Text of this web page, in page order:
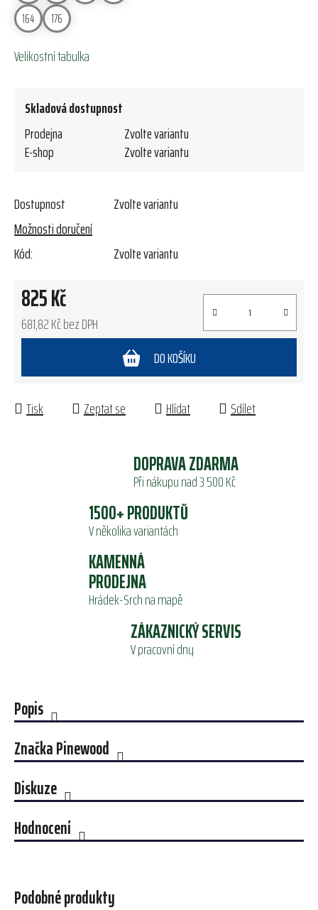
164
176
Velikostní tabulka
Skladová dostupnost
Prodejna
Zvolte variantu
E-shop
Zvolte variantu
Dostupnost
Zvolte variantu
Možnosti doručení
Kód:
Zvolte variantu
825 Kč
681,82 Kč bez DPH
DO KOŠÍKU
Tisk Zeptat se Hlídat Sdílet
DOPRAVA ZDARMA
Při nákupu nad 3 500 Kč
1500+ PRODUKTŮ
V několika variantách
KAMENNÁ
PRODEJNA
Hrádek-Srch na mapě
ZÁKAZNICKÝ SERVIS
V pracovní dny
Popis
ZnačkaPinewood
Diskuze
Hodnocení
Podobné produkty